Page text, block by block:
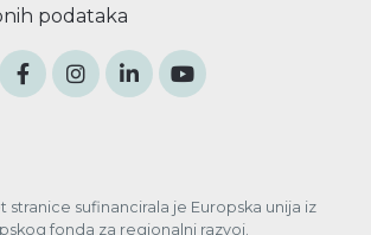
podataka
stranice sufinancirala je Europska unija iz
fonda za regionalni razvoj.